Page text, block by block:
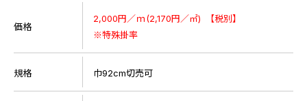
価格
2,000円／ｍ(2,170円／㎡) 【税別】
※特殊掛率
規格 巾92cm切売可